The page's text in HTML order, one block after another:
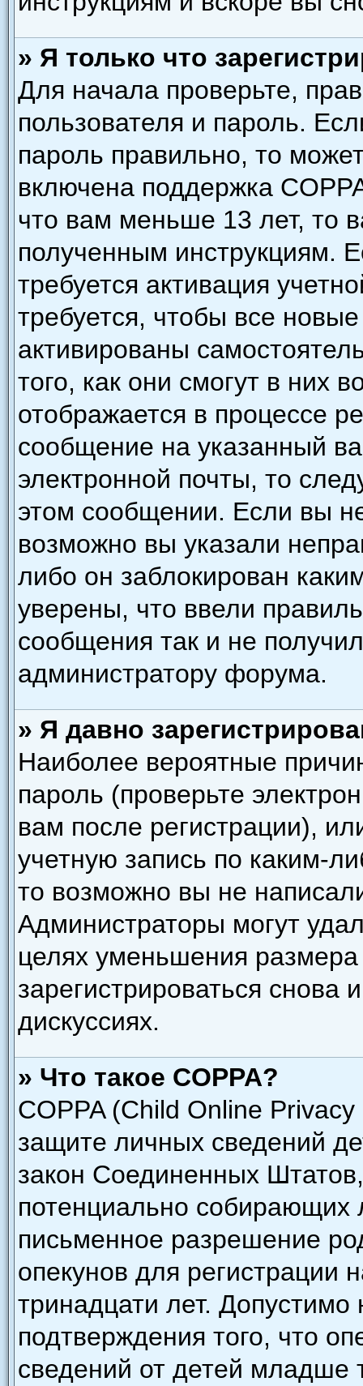
» Я только что
Для начала проверьте,
пользователя и пароль.
пароль правильно, то
включена поддержка
что вам меньше 13 лет, то
полученным инструкциям.
требуется активация
требуется, чтобы все
активированы
того, как они смогут в них
отображается в процессе
сообщение на указанный
электронной почты, то
этом сообщении. Если вы
возможно вы указали
либо он заблокирован
уверены, что ввели
сообщения так и не
администратору форума.
» Я давно
Наиболее вероятные
пароль (проверьте
вам после регистрации),
учетную запись по каким-
то возможно вы не
Администраторы могут
целях уменьшения
зарегистрироваться снова
дискуссиях.
» Что такое COPPA?
COPPA (Child Online
защите личных сведений
закон Соединенных
потенциально собирающих
письменное разрешение
опекунов для регистрации
тринадцати лет. Допустимо
подтверждения того, что
сведений от детей младше